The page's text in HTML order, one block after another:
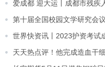
第十届全国校园文学研究会
世界快资讯丨2023护资考试